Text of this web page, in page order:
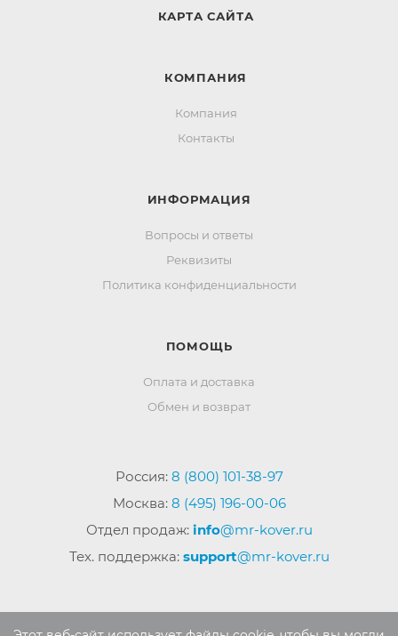
КАРТА САЙТА
КОМПАНИЯ
Компания
Контакты
ИНФОРМАЦИЯ
Вопросы и ответы
Реквизиты
Политика конфиденциальности
ПОМОЩЬ
Оплата и доставка
Обмен и возврат
Россия: 8 (800) 101-38-97
Москва: 8 (495) 196-00-06
Отдел продаж: info@mr-kover.ru
Тех. поддержка: support@mr-kover.ru